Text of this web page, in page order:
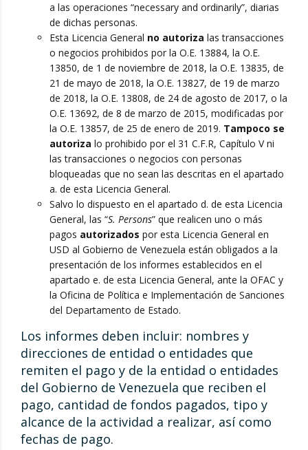
a las operaciones “necessary and ordinarily”, diarias
de dichas personas.
Esta Licencia General no autoriza las transacciones
o negocios prohibidos por la O.E. 13884, la O.E.
13850, de 1 de noviembre de 2018, la O.E. 13835, de
21 de mayo de 2018, la O.E. 13827, de 19 de marzo
de 2018, la O.E. 13808, de 24 de agosto de 2017, o la
O.E. 13692, de 8 de marzo de 2015, modificadas por
la O.E. 13857, de 25 de enero de 2019. Tampoco se
autoriza lo prohibido por el 31 C.F.R, Capítulo V ni
las transacciones o negocios con personas
bloqueadas que no sean las descritas en el apartado
a. de esta Licencia General.
Salvo lo dispuesto en el apartado d. de esta Licencia
General, las “S. Persons” que realicen uno o más
pagos autorizados por esta Licencia General en
USD al Gobierno de Venezuela están obligados a la
presentación de los informes establecidos en el
apartado e. de esta Licencia General, ante la OFAC y
la Oficina de Política e Implementación de Sanciones
del Departamento de Estado.
Los informes deben incluir: nombres y
direcciones de entidad o entidades que
remiten el pago y de la entidad o entidades
del Gobierno de Venezuela que reciben el
pago, cantidad de fondos pagados, tipo y
alcance de la actividad a realizar, así como
fechas de pago.